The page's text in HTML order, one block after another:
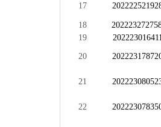
17
18
19
20
21
22